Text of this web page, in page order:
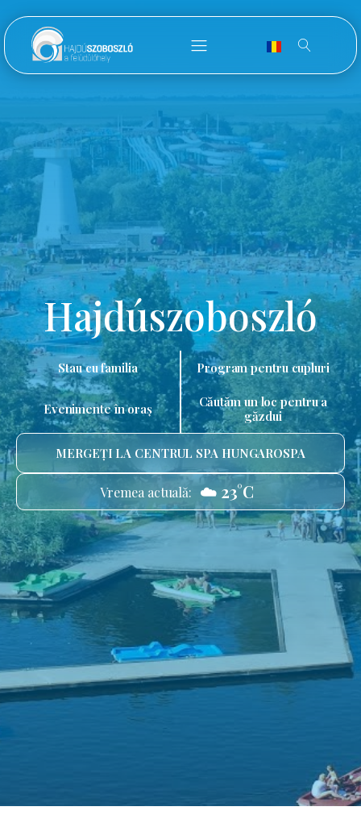
Hajdúszoboszló
Stau cu familia Program pentru cupluri
Evenimente în oraș
Căutăm un loc pentru a
găzdui
MERGEȚI LA CENTRUL SPA HUNGAROSPA
Vremea actuală: ☁️ 23°C